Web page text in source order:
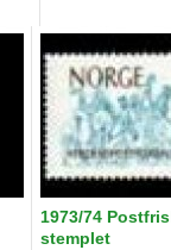
1973/74
stemplet